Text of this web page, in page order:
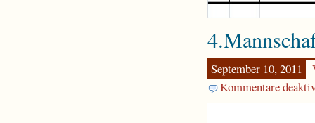
September 10, 2011
Kommentare